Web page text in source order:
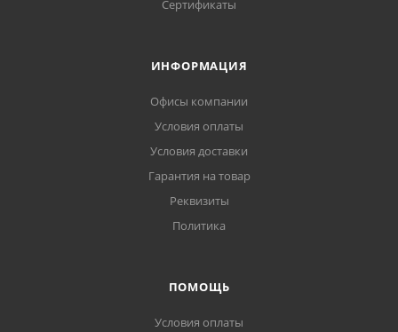
Сертификаты
ИНФОРМАЦИЯ
Офисы компании
Условия оплаты
Условия доставки
Гарантия на товар
Реквизиты
Политика
ПОМОЩЬ
Условия оплаты